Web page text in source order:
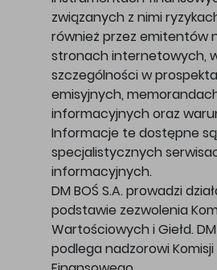
związanych z nimi
również przez emitentów
stronach internetowych,
szczególności w
emisyjnych,
informacyjnych oraz
Informacje te dostępne
specjalistycznych
informacyjnych.
DM BOŚ S.A. prowadzi
podstawie zezwolenia
Wartościowych i Giełd. DM
podlega nadzorowi Komisji